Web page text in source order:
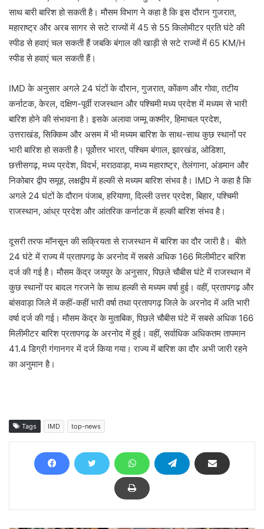
साथ बारी बारिश हो सकती है। मौसम विभाग ने कहा है कि इस दौरान गुजरात,
महाराष्ट्र और अरब सागर से सटे राज्यों में 45 से 55 किलोमीटर प्रति घंटे की
स्पीड से हवाएं चल सकती हैं जबकि बंगाल की खाड़ी से सटे राज्यों में 65 KM/H
स्पीड से हवाएं चल सकती हैं।
IMD के अनुसार अगले 24 घंटों के दौरान, गुजरात, कोंकण और गोवा, तटीय
कर्नाटक, केरल, दक्षिण-पूर्वी राजस्थान और पश्चिमी मध्य प्रदेश में मध्यम से भारी
बारिश होने की संभावना है। इसके अलावा जम्मू कश्मीर, हिमाचल प्रदेश,
उत्तराखंड, सिक्किम और असम में भी मध्यम बारिश के साथ-साथ कुछ स्थानों पर
भारी बारिश हो सकती है। पूर्वोत्तर भारत, पश्चिम बंगाल, झारखंड, ओडिशा,
छत्तीसगढ़, मध्य प्रदेश, विदर्भ, मराठवाड़ा, मध्य महाराष्ट्र, तेलंगाना, अंडमान और
निकोबार द्वीप समूह, लक्षद्वीप में हल्की से मध्यम बारिश संभव है। IMD ने कहा है कि
अगले 24 घंटों के दौरान पंजाब, हरियाणा, दिल्ली उत्तर प्रदेश, बिहार, पश्चिमी
राजस्थान, आंध्र प्रदेश और आंतरिक कर्नाटक में हल्की बारिश संभव है।
दूसरी तरफ मॉनसून की सक्रियता से राजस्थान में बारिश का दौर जारी है। बीते
24 घंटे में राज्य में प्रतापगढ़ के अरनोद में सबसे अधिक 166 मिलीमीटर बारिश
दर्ज की गई है। मौसम केंद्र जयपुर के अनुसार, पिछले चौबीस घंटे में राजस्थान में
कुछ स्थानों पर बादल गरजने के साथ हल्की से मध्यम वर्षा हुई। वहीं, प्रतापगढ़ और
बांसवाड़ा जिले में कहीं-कहीं भारी वर्षा तथा प्रतापगढ़ जिले के अरनोद में अति भारी
वर्षा दर्ज की गई। मौसम केंद्र के मुताबिक, पिछले चौबीस घंटे में सबसे अधिक 166
मिलीमीटर बारिश प्रतापगढ़ के अरनोद में हुई। वहीं, सर्वाधिक अधिकतम तापमान
41.4 डिग्री गंगानगर में दर्ज किया गया। राज्य में बारिश का दौर अभी जारी रहने
का अनुमान है।
Tags IMD top-news